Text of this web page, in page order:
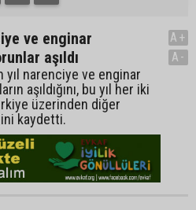
ve enginar
aşıldı
yıl narenciye ve enginar
aşıldığını, bu yıl her iki
üzerinden diğer
kaydetti.
A+
A-